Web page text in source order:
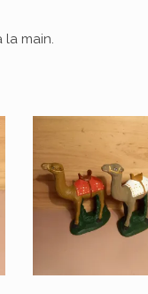
la main.